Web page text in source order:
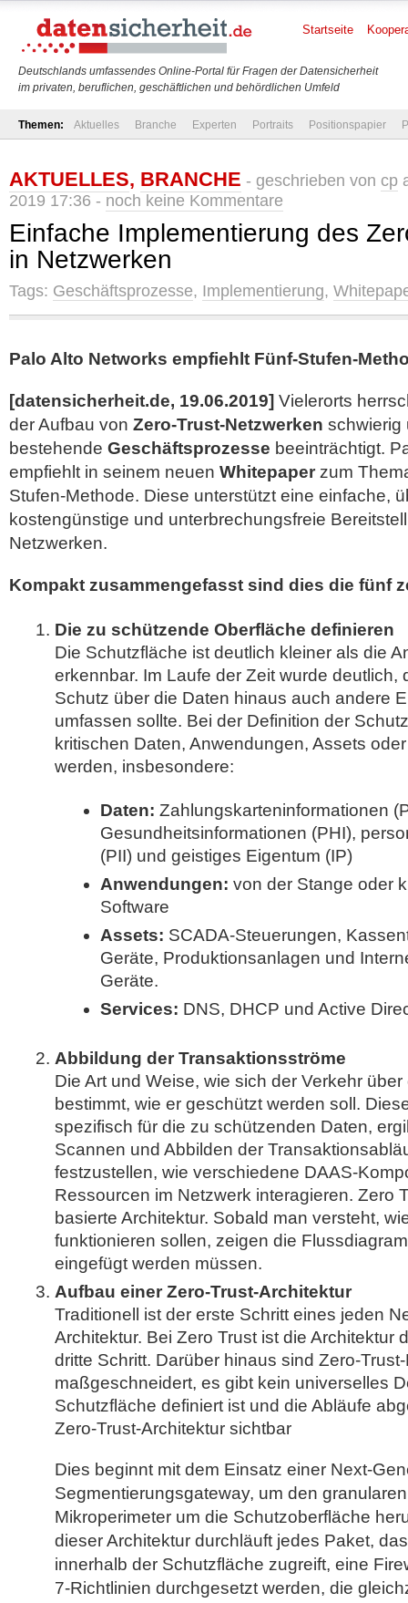
Deutschlands umfassendes Online-Portal für Fragen der Datensicherheit
im privaten, beruflichen, geschäftlichen und behördlichen Umfeld
Startseite
Themen: Aktuelles Branche Experten Portraits Positionspapier
AKTUELLES, BRANCHE - geschrieben von cp
2019 17:36 - noch keine Kommentare
Einfache Implementierung des
in Netzwerken
Tags: Geschäftsprozesse, Implementierung,
Palo Alto Networks empfiehlt Fünf-Stufen-
[datensicherheit.de, 19.06.2019] Vielerorts
der Aufbau von Zero-Trust-Netzwerken schwierig
bestehende Geschäftsprozesse beeinträchtigt.
empfiehlt in seinem neuen Whitepaper zum
Stufen-Methode. Diese unterstützt eine einfache,
kostengünstige und unterbrechungsfreie
Netzwerken.
Kompakt zusammengefasst sind dies die fünf
Die zu schützende Oberfläche definieren
Die Schutzfläche ist deutlich kleiner als die
erkennbar. Im Laufe der Zeit wurde deutlich,
Schutz über die Daten hinaus auch andere
umfassen sollte. Bei der Definition der
kritischen Daten, Anwendungen, Assets
werden, insbesondere:
Daten: Zahlungskarteninformationen
Gesundheitsinformationen (PHI),
(PII) und geistiges Eigentum (IP)
Anwendungen: von der Stange oder
Software
Assets: SCADA-Steuerungen,
Geräte, Produktionsanlagen und
Geräte.
Services: DNS, DHCP und Active
Abbildung der Transaktionsströme
Die Art und Weise, wie sich der Verkehr
bestimmt, wie er geschützt werden soll.
spezifisch für die zu schützenden Daten,
Scannen und Abbilden der
festzustellen, wie verschiedene DAAS-
Ressourcen im Netzwerk interagieren. Zero
basierte Architektur. Sobald man versteht,
funktionieren sollen, zeigen die
eingefügt werden müssen.
Aufbau einer Zero-Trust-Architektur
Traditionell ist der erste Schritt eines jeden
Architektur. Bei Zero Trust ist die Architektur
dritte Schritt. Darüber hinaus sind Zero-
maßgeschneidert, es gibt kein universelles
Schutzfläche definiert ist und die Abläufe
Zero-Trust-Architektur sichtbar
Dies beginnt mit dem Einsatz einer Next-
Segmentierungsgateway, um den
Mikroperimeter um die Schutzoberfläche
dieser Architektur durchläuft jedes Paket,
innerhalb der Schutzfläche zugreift, eine
7-Richtlinien durchgesetzt werden, die